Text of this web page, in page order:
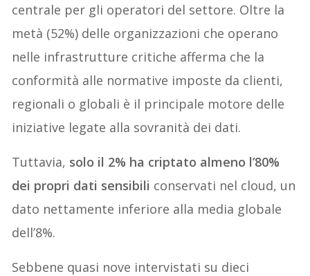
centrale per gli operatori del settore. Oltre la
metà (52%) delle organizzazioni che operano
nelle infrastrutture critiche afferma che la
conformità alle normative imposte da clienti,
regionali o globali è il principale motore delle
iniziative legate alla sovranità dei dati.
Tuttavia, solo il 2% ha criptato almeno l’80%
dei propri dati sensibili conservati nel cloud, un
dato nettamente inferiore alla media globale
dell’8%.
Sebbene quasi nove intervistati su dieci